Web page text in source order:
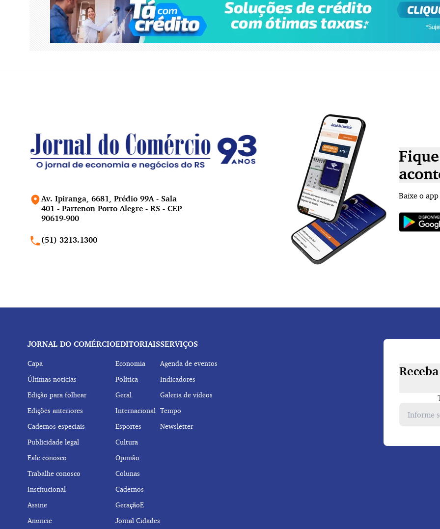
Av. Ipiranga, 6681, Prédio 99A - Sala
401 - Partenon Porto Alegre - RS - CEP
90619-900
(51) 3213.1300
Baixe o
JORNAL DO COMÉRCIO
Capa
Últimas notícias
Edição para folhear
Edições anteriores
Cadernos especiais
Publicidade legal
Fale conosco
Trabalhe conosco
Institucional
Assine
Anuncie
EDITORIAIS
Economia
Política
Geral
Internacional
Esportes
Cultura
Opinião
Colunas
Cadernos
GeraçãoE
Jornal Cidades
SERVIÇOS
Agenda de eventos
Indicadores
Galeria de vídeos
Tempo
Newsletter